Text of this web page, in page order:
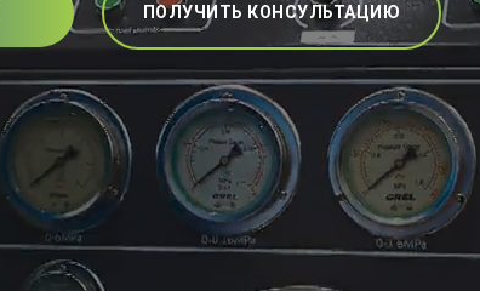
ПОЛУЧИТЬ КОНСУЛЬТАЦИЮ